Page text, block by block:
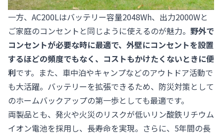
一方、AC200Lはバッテリー容量2048Wh、出力2000Wと
ご家庭のコンセントと同じように使えるのが魅力。 野外で
コンセントが必要な時に最適で、外壁にコンセントを設置
するほどの頻度でもなく、コストもかけたくないときに便
利です。また、車中泊やキャンプなどのアウトドア活動で
も大活躍。バッテリーを拡張できるため、防災対策として
のホームバックアップの第一歩としても最適です。
両製品とも、発火や火災のリスクが低いリン酸鉄リチウム
イオン電池を採用し、長寿命を実現。さらに、5年間の長